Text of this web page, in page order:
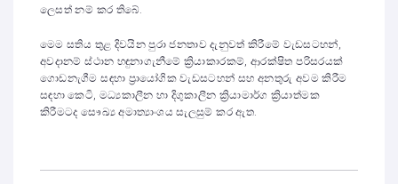
ලෙසත් නම් කර තිබේ.
මෙම සතිය තුළ දිවයින පුරා ජනතාව දැනුවත් කිරීමේ වැඩසටහන්,
අවදානම් ස්ථාන හඳුනාගැනීමේ ක්‍රියාකාරකම්, ආරක්ෂිත පරිසරයක්
ගොඩනැගීම සඳහා ප්‍රායෝගික වැඩසටහන් සහ අනතුරු අවම කිරීම
සඳහා කෙටි, මධ්‍යකාලීන හා දිගුකාලීන ක්‍රියාමාර්ග ක්‍රියාත්මක
කිරීමටද සෞඛ්‍ය අමාත්‍යාංශය සැලසුම් කර ඇත.